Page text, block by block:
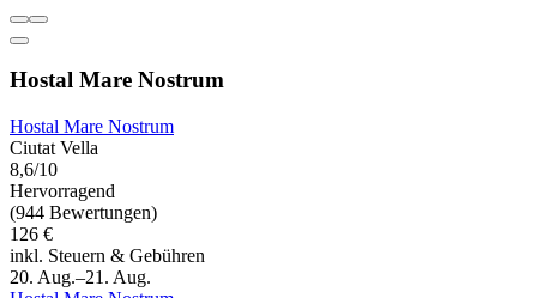
Hostal Mare Nostrum
Hostal Mare Nostrum
Ciutat Vella
8,6/10
Hervorragend
(944 Bewertungen)
126 €
inkl. Steuern & Gebühren
20. Aug.–21. Aug.